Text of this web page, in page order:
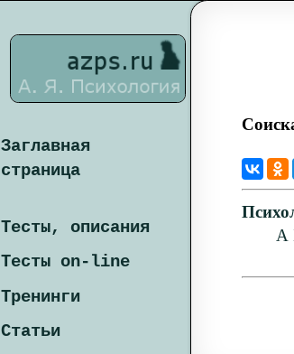
А
Заглавная
страница
Тесты, описания
Тесты on-line
Тренинги
Статьи